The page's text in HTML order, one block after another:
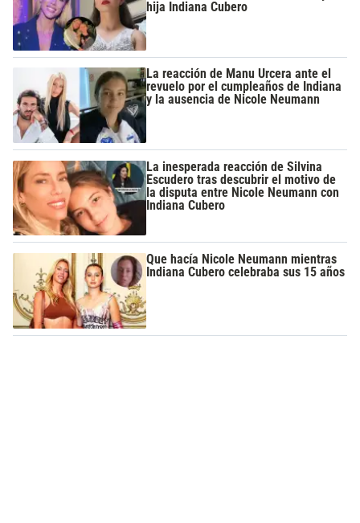
hija Indiana Cubero
La reacción de Manu Urcera ante el
revuelo por el cumpleaños de Indiana
y la ausencia de Nicole Neumann
La inesperada reacción de Silvina
Escudero tras descubrir el motivo de
la disputa entre Nicole Neumann con
Indiana Cubero
Que hacía Nicole Neumann mientras
Indiana Cubero celebraba sus 15 años